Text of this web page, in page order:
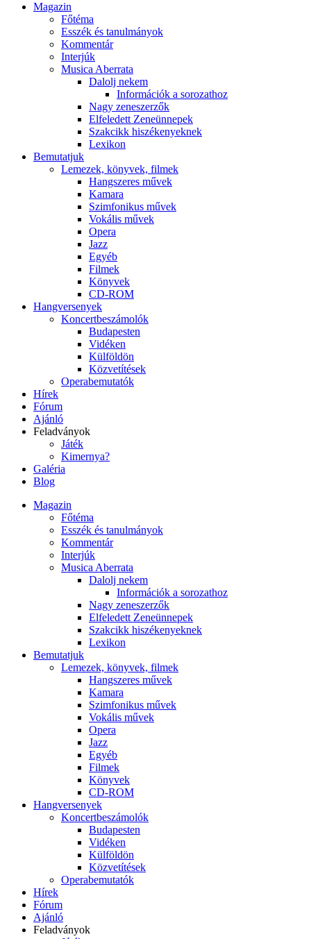
Magazin
Főtéma
Esszék és tanulmányok
Kommentár
Interjúk
Musica Aberrata
Dalolj nekem
Információk a sorozathoz
Nagy zeneszerzők
Elfeledett Zeneünnepek
Szakcikk hiszékenyeknek
Lexikon
Bemutatjuk
Lemezek, könyvek, filmek
Hangszeres művek
Kamara
Szimfonikus művek
Vokális művek
Opera
Jazz
Egyéb
Filmek
Könyvek
CD-ROM
Hangversenyek
Koncertbeszámolók
Budapesten
Vidéken
Külföldön
Közvetítések
Operabemutatók
Hírek
Fórum
Ajánló
Feladványok
Játék
Kimernya?
Galéria
Blog
Magazin
Főtéma
Esszék és tanulmányok
Kommentár
Interjúk
Musica Aberrata
Dalolj nekem
Információk a sorozathoz
Nagy zeneszerzők
Elfeledett Zeneünnepek
Szakcikk hiszékenyeknek
Lexikon
Bemutatjuk
Lemezek, könyvek, filmek
Hangszeres művek
Kamara
Szimfonikus művek
Vokális művek
Opera
Jazz
Egyéb
Filmek
Könyvek
CD-ROM
Hangversenyek
Koncertbeszámolók
Budapesten
Vidéken
Külföldön
Közvetítések
Operabemutatók
Hírek
Fórum
Ajánló
Feladványok